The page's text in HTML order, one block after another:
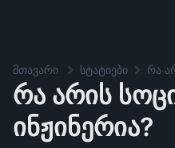
მთავარი სტატიები რა
რა არის
ინჟინერია?